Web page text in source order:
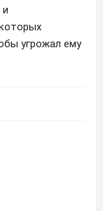
угрожал ему